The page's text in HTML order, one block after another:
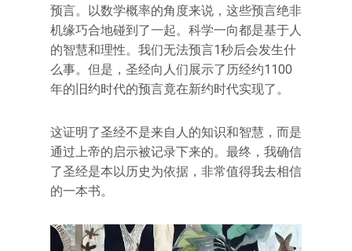
预言。以数学概率的角度来说，这些预言绝非
机缘巧合地碰到了一起。科学一向都是基于人
的智慧和理性。我们无法预言1秒后会发生什
么事。但是，圣经向人们展示了历经约1100
年的旧约时代的预言竟在新约时代实现了。
这证明了圣经不是来自人的知识和智慧，而是
通过上帝的启示被记录下来的。最终，我确信
了圣经是本以历史为依据，非常值得我去相信
的一本书。